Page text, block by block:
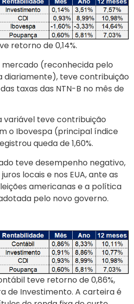
retorno de 0,14%.
mercado (reconhecida pelo
diariamente), teve contribuição
taxas das NTN-B no mês de
variável teve contribuição
o Ibovespa (principal índice
queda de 1,60%.
teve desempenho negativo,
locais e nos EUA, ante as
americanas e a política
pelo novo governo.
teve retorno de 0,86%,
de Investimento. A carteira é